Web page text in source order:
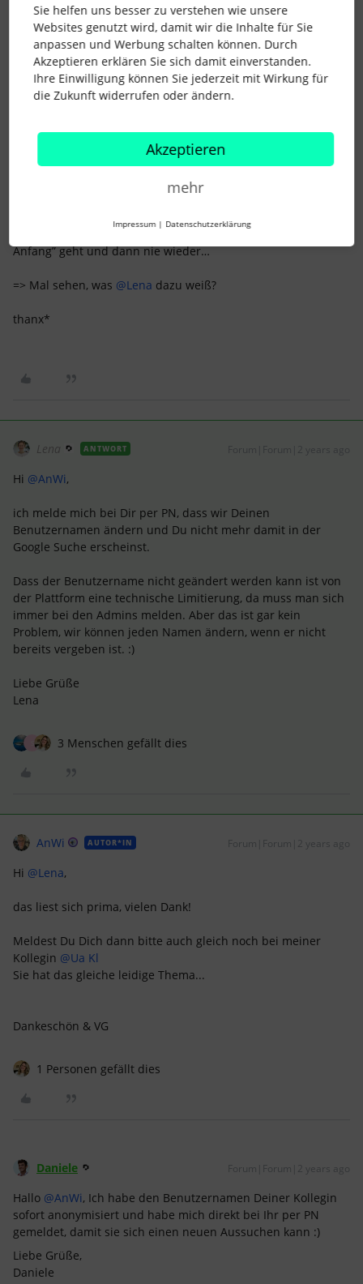
Hej@Mell,
Danke für den Input - dann hab’ ich meine Zustimmung
bezügl. “Vermarktung” wohl schon so auch gegeben… =>
verstanden!
Änderung meines Usernamens - den kann ich aber in
meinem “Profil” gar nicht ändern. Dort wird ganz klar “Name”
+ “Vorname” abgefragt.
machen kann? Kann ja nicht sein, dass das nur “ganz am
Anfang” geht und dann nie wieder…
=> Mal sehen, was @Lena dazu weiß?
thanx*
Lena ANTWORT
Hi @AnWi,
ich melde mich bei Dir per PN, dass wir Deinen
Benutzernamen ändern und Du nicht mehr damit in der
Google Suche erscheinst.
Dass der Benutzername nicht geändert werden kann ist von
der Plattform eine technische Limitierung, da muss man sich
immer bei den Admins melden. Aber das ist gar kein
Problem, wir können jeden Namen ändern, wenn er nicht
bereits vergeben ist. :)
Liebe Grüße
Lena
3 Menschen gefällt dies
AnWi AUTOR*IN Forum|Forum|2 years ago
Hi @Lena,
das liest sich prima, vielen Dank!
Meldest Du Dich dann bitte auch gleich noch bei meiner
Kollegin @Ua Kl
Sie hat das gleiche leidige Thema...
Dankeschön & VG
1 Personen gefällt dies
Daniele Forum|Forum|2 years ago
Hallo @AnWi, Ich habe den Benutzernamen Deiner Kollegin
sofort anonymisiert und habe mich direkt bei Ihr per PN
gemeldet, damit sie sich einen neuen Aussuchen kann :)
Liebe Grüße,
Daniele
Sie helfen uns besser zu verstehen wie unsere
Websites genutzt wird, damit wir die Inhalte für Sie
anpassen und Werbung schalten können. Durch
Akzeptieren erklären Sie sich damit einverstanden.
Ihre Einwilligung können Sie jederzeit mit Wirkung für
die Zukunft widerrufen oder ändern.
Akzeptieren
mehr
Impressum | Datenschutzerklärung